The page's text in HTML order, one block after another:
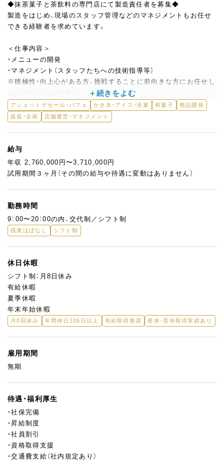
◆抹茶菓子と茶飲料の専門店にて製造責任者を募集◆
製造をはじめ、現場のスタッフ管理などのマネジメントもお任せ
できる経験者を求めています。
＜仕事内容＞
・メニューの開発
・マネジメント（スタッフたちへの技術指導等）
※積極性・向上心がある方、挑戦することに前向きな方にお任せし
＜今後の展望＞
入社後は、能力・経験に応じてお任せする仕事を決定していきま
す。
標などをお聞かせください。
自由度の高さが会社の魅力でもあるので、ぜひあなたの経験やス
キルを発揮してください◎
アシェットデセール・パフェ かき氷・アイス・冷菓 和菓子
商品開発
販促・企画
店舗運営・マネジメント
給与
年収 2,760,000円〜3,710,000円
試用期間３ヶ月（その間の給与や待遇に変動はありません）
勤務時間
9：00〜20：00の内、交代制／シフト制
残業ほぼなし シフト制
休日休暇
シフト制：月8日休み
有給休暇
夏季休暇
年末年始休暇
月8回休み 年間休日105日以上 有給取得推奨 産休・育休取得実績あり
雇用期間
無期
待遇・福利厚生
・社保完備
・昇給制度
・社員割引
・資格取得支援
・交通費支給（社内規定あり）